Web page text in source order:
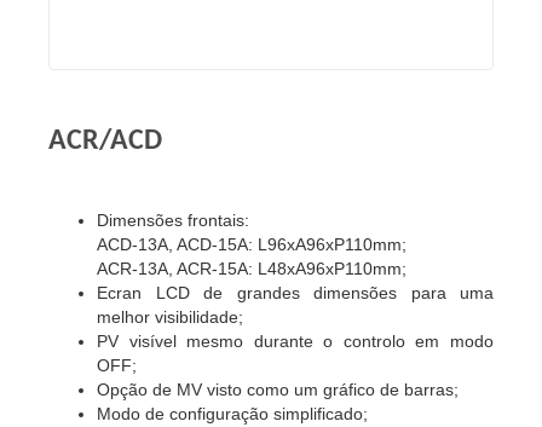
ACR/ACD
Dimensões frontais:
ACD-13A, ACD-15A: L96xA96xP110mm;
ACR-13A, ACR-15A: L48xA96xP110mm;
Ecran LCD de grandes dimensões para uma
melhor visibilidade;
PV visível mesmo durante o controlo em modo
OFF;
Opção de MV visto como um gráfico de barras;
Modo de configuração simplificado;